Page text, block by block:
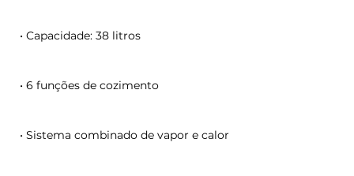
• Capacidade: 38 litros
• 6 funções de cozimento
• Sistema combinado de vapor e calor